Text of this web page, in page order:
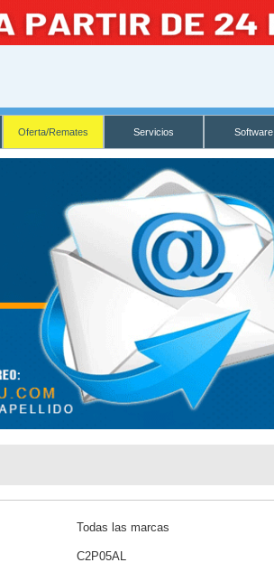
Oferta/Remates Servicios Software
Todas las marcas
C2P05AL